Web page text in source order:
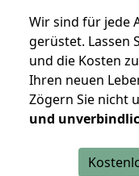
Wir sind für jede
gerüstet. Lassen
und die Kosten
Ihren neuen
Zögern Sie nicht
und